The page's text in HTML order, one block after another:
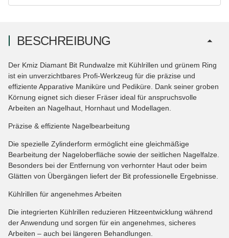
BESCHREIBUNG
Der Kmiz Diamant Bit Rundwalze mit Kühlrillen und grünem Ring
ist ein unverzichtbares Profi-Werkzeug für die präzise und
effiziente Apparative Maniküre und Pediküre. Dank seiner groben
Körnung eignet sich dieser Fräser ideal für anspruchsvolle
Arbeiten an Nagelhaut, Hornhaut und Modellagen.
Präzise & effiziente Nagelbearbeitung
Die spezielle Zylinderform ermöglicht eine gleichmäßige
Bearbeitung der Nageloberfläche sowie der seitlichen Nagelfalze.
Besonders bei der Entfernung von verhornter Haut oder beim
Glätten von Übergängen liefert der Bit professionelle Ergebnisse.
Kühlrillen für angenehmes Arbeiten
Die integrierten Kühlrillen reduzieren Hitzeentwicklung während
der Anwendung und sorgen für ein angenehmes, sicheres
Arbeiten – auch bei längeren Behandlungen.